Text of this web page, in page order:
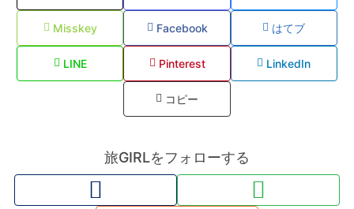
Misskey Facebook はてブ
LINE Pinterest LinkedIn
コピー
旅GIRLをフォローする